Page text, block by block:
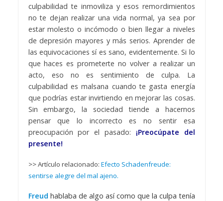
culpabilidad te inmoviliza y esos remordimientos
no te dejan realizar una vida normal, ya sea por
estar molesto o incómodo o bien llegar a niveles
de depresión mayores y más serios. Aprender de
las equivocaciones sí es sano, evidentemente. Si lo
que haces es prometerte no volver a realizar un
acto, eso no es sentimiento de culpa. La
culpabilidad es malsana cuando te gasta energía
que podrías estar invirtiendo en mejorar las cosas.
Sin embargo, la sociedad tiende a hacernos
pensar que lo incorrecto es no sentir esa
preocupación por el pasado: ¡Preocúpate del
presente!
>> Artículo relacionado: Efecto Schadenfreude:
sentirse alegre del mal ajeno.
Freud hablaba de algo así como que la culpa tenía